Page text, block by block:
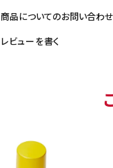
商品についてのお問い合わせ
レビューを書く